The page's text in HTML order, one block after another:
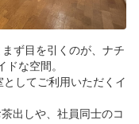
ず目を引くのが、ナチ
な空間。
してご利用いただくイ
出しや、社員同士のコ